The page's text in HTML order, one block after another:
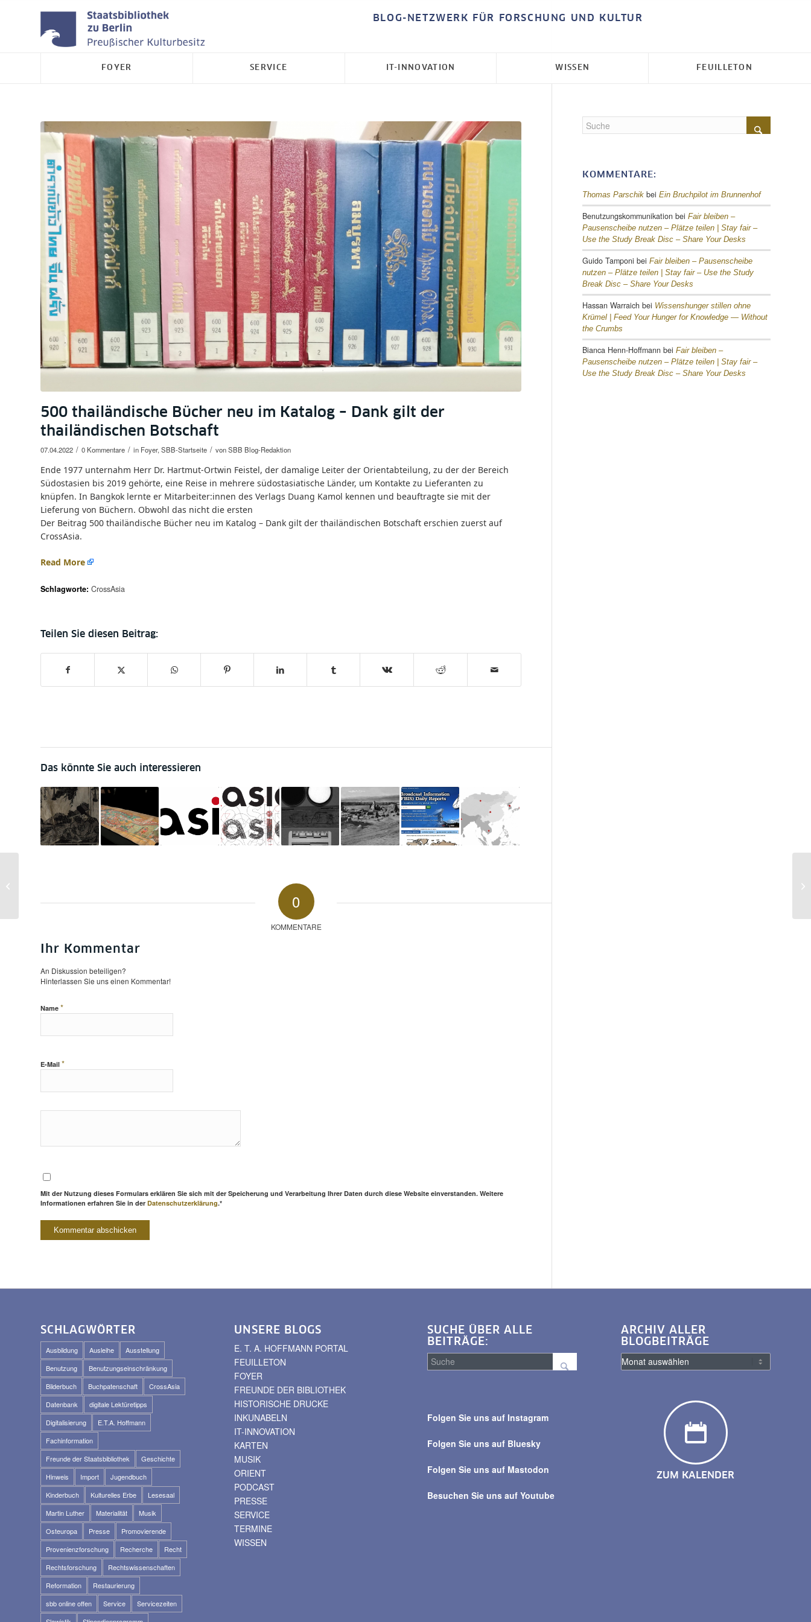
BLOG-NETZWERK FÜR FORSCHUNG UND KULTUR
FOYER SERVICE IT-INNOVATION WISSEN FEUILLETON
500 thailändische Bücher neu im Katalog – Dank gilt der
thailändischen Botschaft
07.04.2022 / 0 Kommentare / in Foyer, SBB-Startseite / vonSBB Blog-Redaktion
Ende 1977 unternahm Herr Dr. Hartmut-Ortwin Feistel, der damalige Leiter der Orientabteilung, zu der der Bereich
Südostasien bis 2019 gehörte, eine Reise in mehrere südostasiatische Länder, um Kontakte zu Lieferanten zu
knüpfen. In Bangkok lernte er Mitarbeiter:innen des Verlags Duang Kamol kennen und beauftragte sie mit der
Lieferung von Büchern. Obwohl das nicht die ersten
Der Beitrag 500 thailändische Bücher neu im Katalog – Dank gilt der thailändischen Botschaft erschien zuerst auf
CrossAsia.
Read More
Schlagworte: CrossAsia
Das könnte Sie auch interessieren
0
KOMMENTARE
Ihr Kommentar
An Diskussion beteiligen?
Hinterlassen Sie uns einen Kommentar!
Name *
E-Mail *
Mit der Nutzung dieses Formulars erklären Sie sich mit der Speicherung und Verarbeitung Ihrer Daten durch diese Website einverstanden. Weitere
Informationen erfahren Sie in der Datenschutzerklärung.*
KOMMENTARE:
Thomas Parschik bei Ein Bruchpilot im Brunnenhof
Benutzungskommunikation bei Fair bleiben –
Pausenscheibe nutzen – Plätze teilen | Stay fair –
Use the Study Break Disc – Share Your Desks
Guido Tamponi bei Fair bleiben – Pausenscheibe
nutzen – Plätze teilen | Stay fair – Use the Study
Break Disc – Share Your Desks
Hassan Warraich bei Wissenshunger stillen ohne
Krümel | Feed Your Hunger for Knowledge — Without
the Crumbs
Bianca Henn-Hoffmann bei Fair bleiben –
Pausenscheibe nutzen – Plätze teilen | Stay fair –
Use the Study Break Disc – Share Your Desks
SCHLAGWÖRTER
Ausbildung Ausleihe
Ausstellung
Benutzung
Benutzungseinschränkung
Bilderbuch
Buchpatenschaft
CrossAsia
Datenbank
digitale Lektüretipps
Digitalisierung
E.T.A. Hoffmann
Fachinformation
Freunde der Staatsbibliothek
Geschichte
Hinweis
Import
Jugendbuch
Kinderbuch
Kulturelles Erbe
Lesesaal
Martin Luther
Materialität
Musik
Osteuropa
Presse
Promovierende
Provenienzforschung
Recherche
Recht
Rechtsforschung
Rechtswissenschaften
Reformation
Restaurierung
sbb online offen
Service
Servicezeiten
UNSERE BLOGS
E. T. A. HOFFMANN PORTAL
FEUILLETON
FOYER
FREUNDE DER BIBLIOTHEK
HISTORISCHE DRUCKE
INKUNABELN
IT-INNOVATION
KARTEN
MUSIK
ORIENT
PODCAST
PRESSE
SERVICE
TERMINE
WISSEN
SUCHE ÜBER ALLE
BEITRÄGE:
alle
Folgen Sie uns auf Instagram
Folgen Sie uns auf Bluesky
Folgen Sie uns auf Mastodon
Besuchen Sie uns auf Youtube
ARCHIV ALLER
BLOGBEITRÄGE
ZUM KALENDER
Library